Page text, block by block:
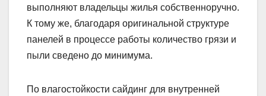
выполняют владельцы жилья собственноручно.
К тому же, благодаря оригинальной структуре
панелей в процессе работы количество грязи и
пыли сведено до минимума.
По влагостойкости сайдинг для внутренней